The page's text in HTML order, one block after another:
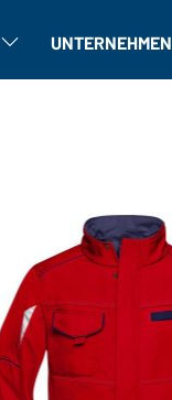
Veredelung: Untermenü öffnen
UNTERNEHMEN